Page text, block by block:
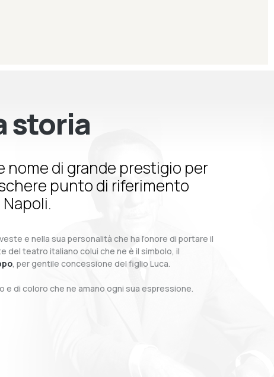
storia
nome di grande prestigio per
punto di riferimento
e nella sua personalità che ha l’onore di portare il
del teatro italiano colui che ne è il simbolo, il
, per gentile concessione del figlio Luca.
di coloro che ne amano ogni sua espressione.